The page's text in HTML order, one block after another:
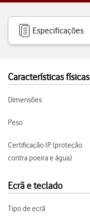
Especificações
Características físicas
Dimensões
Peso
Certificação IP (proteção
contra poeira e água)
Ecrã e teclado
Tipo de ecrã